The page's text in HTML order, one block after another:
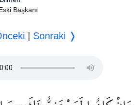
Başkanı
Sonraki ❭